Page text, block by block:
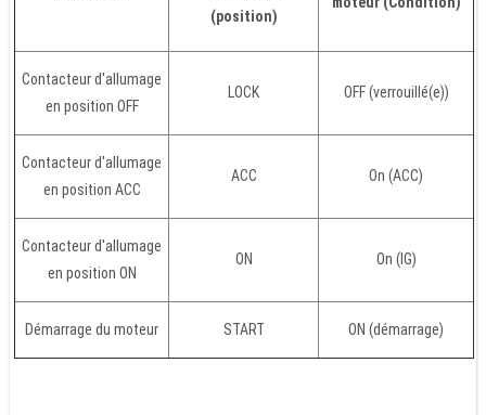
(position)
Contacteur d'allumage
en position OFF
LOCK OFF (verrouillé(e))
Contacteur d'allumage
en position ACC
ACC On (ACC)
Contacteur d'allumage
en position ON
ON On (IG)
Démarrage du moteur START ON (démarrage)